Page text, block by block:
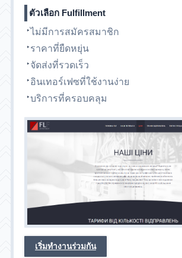
ตัวเลือก Fulfillment
ไม่มีการสมัครสมาชิก
ราคาที่ยืดหยุ่น
จัดส่งที่รวดเร็ว
อินเทอร์เฟซที่ใช้งานง่าย
บริการที่ครอบคลุม
เริ่มทำงานร่วมกัน